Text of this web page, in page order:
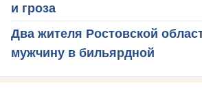
и гроза
Два жителя Ростовской
мужчину в бильярдной